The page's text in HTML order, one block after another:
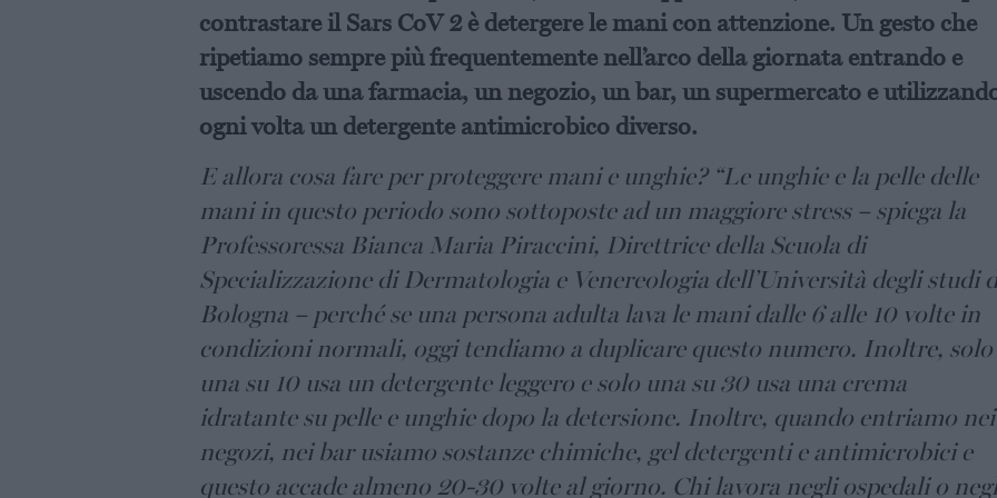
contrastare il Sars CoV 2 è detergere le mani con attenzione. Un gesto che
ripetiamo sempre più frequentemente nell’arco della giornata entrando e
uscendo da una farmacia, un negozio, un bar, un supermercato e
ogni volta un detergente antimicrobico diverso.
E allora cosa fare per proteggere mani e unghie? “Le unghie e la pelle delle
mani in questo periodo sono sottoposte ad un maggiore stress – spiega la
Professoressa Bianca Maria Piraccini, Direttrice della Scuola di
Specializzazione di Dermatologia e Venereologia dell’Università degli studi
Bologna – perché se una persona adulta lava le mani dalle 6 alle 10 volte in
condizioni normali, oggi tendiamo a duplicare questo numero. Inoltre, solo
una su 10 usa un detergente leggero e solo una su 30 usa una crema
idratante su pelle e unghie dopo la detersione. Inoltre, quando entriamo nei
negozi, nei bar usiamo sostanze chimiche, gel detergenti e antimicrobici e
questo accade almeno 20-30 volte al giorno. Chi lavora negli ospedali o